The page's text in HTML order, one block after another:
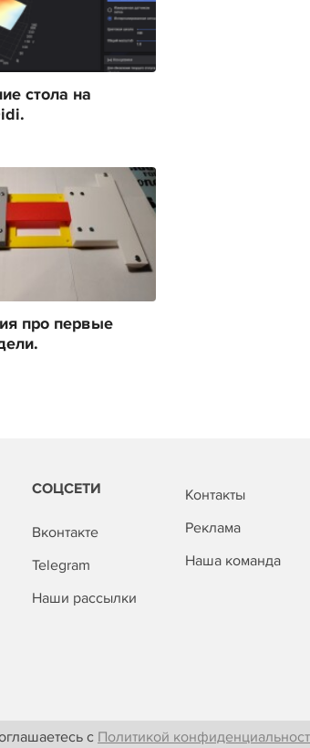
с Политикой
стола на
про первые
СОЦСЕТИ
Вконтакте
Telegram
Наши рассылки
Контакты
Реклама
Наша команда